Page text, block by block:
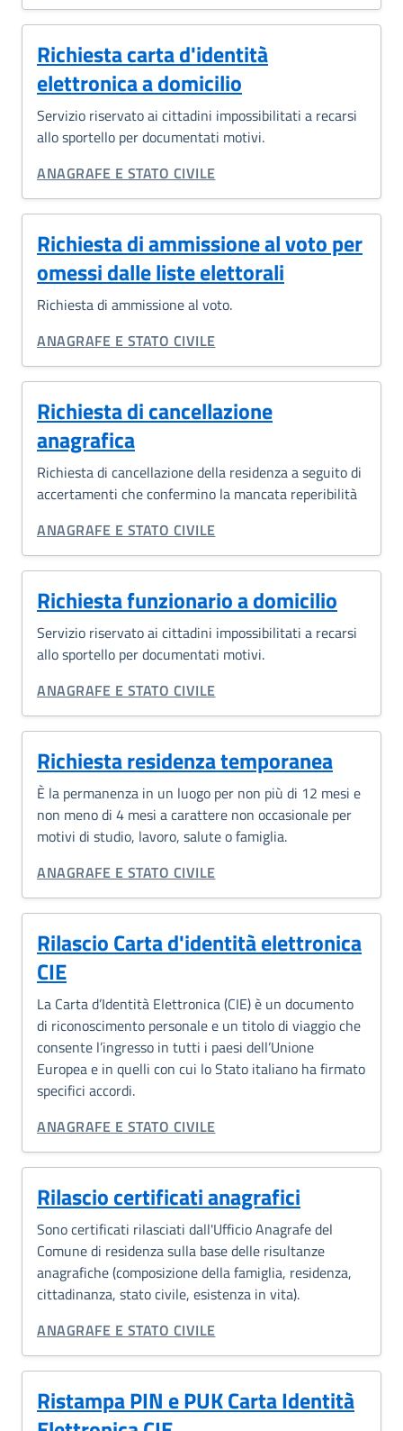
Richiesta carta d'identità
elettronica a domicilio
Servizio riservato ai cittadini impossibilitati a recarsi
allo sportello per documentati motivi.
CATEGORIA CORRELATA:
ANAGRAFE E STATO CIVILE
Richiesta di ammissione al voto per
omessi dalle liste elettorali
Richiesta di ammissione al voto.
CATEGORIA CORRELATA:
ANAGRAFE E STATO CIVILE
Richiesta di cancellazione
anagrafica
Richiesta di cancellazione della residenza a seguito di
accertamenti che confermino la mancata reperibilità
CATEGORIA CORRELATA:
ANAGRAFE E STATO CIVILE
Richiesta funzionario a domicilio
Servizio riservato ai cittadini impossibilitati a recarsi
allo sportello per documentati motivi.
CATEGORIA CORRELATA:
ANAGRAFE E STATO CIVILE
Richiesta residenza temporanea
È la permanenza in un luogo per non più di 12 mesi e
non meno di 4 mesi a carattere non occasionale per
motivi di studio, lavoro, salute o famiglia.
CATEGORIA CORRELATA:
ANAGRAFE E STATO CIVILE
Rilascio Carta d'identità elettronica
CIE
La Carta d’Identità Elettronica (CIE) è un documento
di riconoscimento personale e un titolo di viaggio che
consente l’ingresso in tutti i paesi dell’Unione
Europea e in quelli con cui lo Stato italiano ha firmato
specifici accordi.
CATEGORIA CORRELATA:
ANAGRAFE E STATO CIVILE
Rilascio certificati anagrafici
Sono certificati rilasciati dall'Ufficio Anagrafe del
Comune di residenza sulla base delle risultanze
anagrafiche (composizione della famiglia, residenza,
cittadinanza, stato civile, esistenza in vita).
CATEGORIA CORRELATA:
ANAGRAFE E STATO CIVILE
Ristampa PIN e PUK Carta Identità